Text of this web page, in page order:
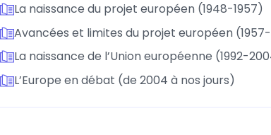
La naissance du projet européen (1948-1957)
Avancées et limites du projet européen (1957-
La naissance de l’Union européenne (1992-
L’Europe en débat (de 2004 à nos jours)